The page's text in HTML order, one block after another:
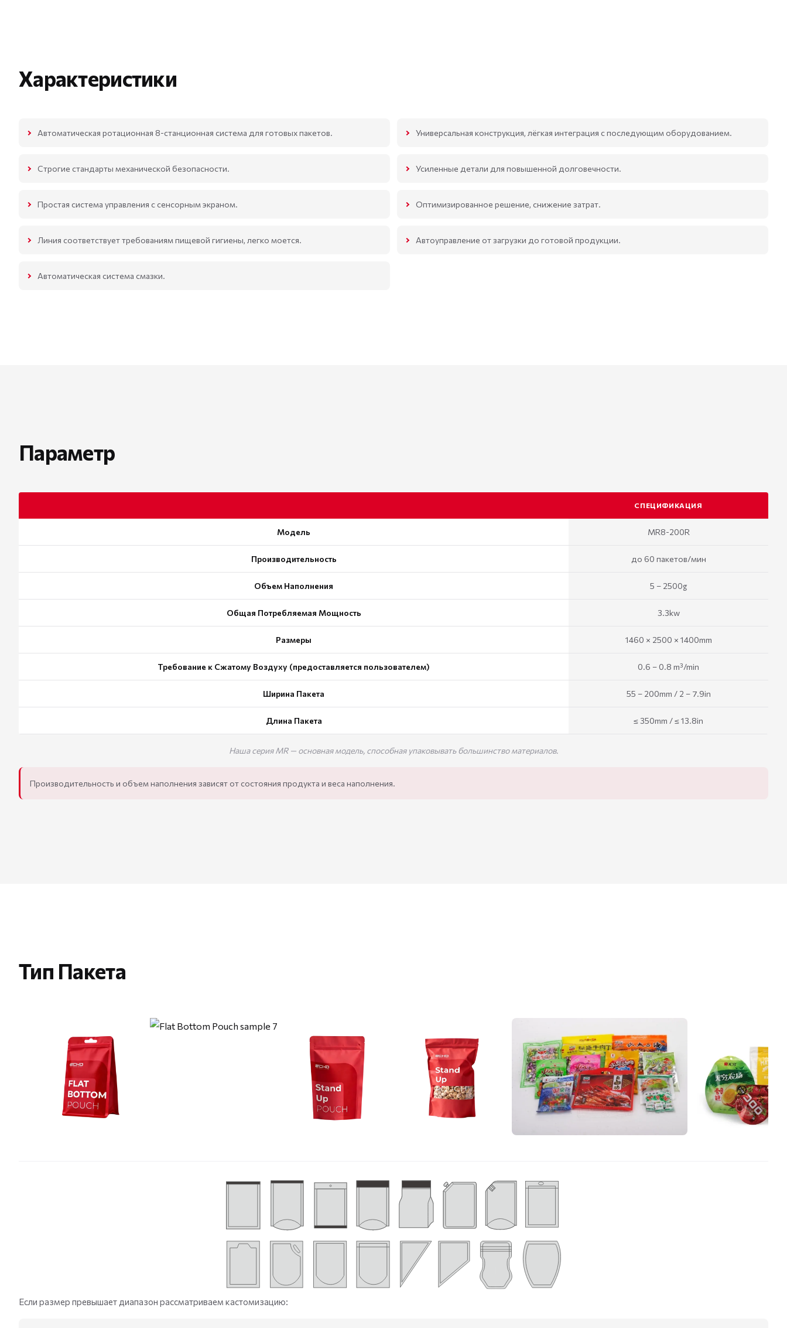
Характеристики
Автоматическая ротационная 8-станционная система для готовых пакетов. Универсальная конструкция, лёгкая интеграция с последующим оборудованием.
Строгие стандарты механической безопасности. Усиленные детали для повышенной долговечности.
Простая система управления с сенсорным экраном. Оптимизированное решение, снижение затрат.
Линия соответствует требованиям пищевой гигиены, легко моется. Автоуправление от загрузки до готовой продукции.
Автоматическая система смазки.
Параметр
СПЕЦИФИКАЦИЯ
Модель MR8-200R
Производительность до 60 пакетов/мин
Объем Наполнения 5 – 2500g
Общая Потребляемая Мощность 3.3kw
Размеры 1460 × 2500 × 1400mm
Требование к Сжатому Воздуху (предоставляется пользователем) 0.6 – 0.8 m³/min
Ширина Пакета 55 – 200mm / 2 – 7.9in
Длина Пакета ≤ 350mm / ≤ 13.8in
Наша серия MR — основная модель, способная упаковывать большинство материалов.
Производительность и объем наполнения зависят от состояния продукта и веса наполнения.
Тип Пакета
Если размер превышает диапазон рассматриваем кастомизацию: